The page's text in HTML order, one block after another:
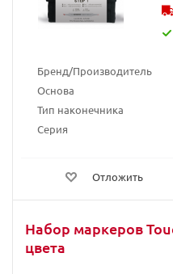
Бренд/Производитель
Основа
Тип наконечника
Серия
Отложить
Набор маркеров
цвета